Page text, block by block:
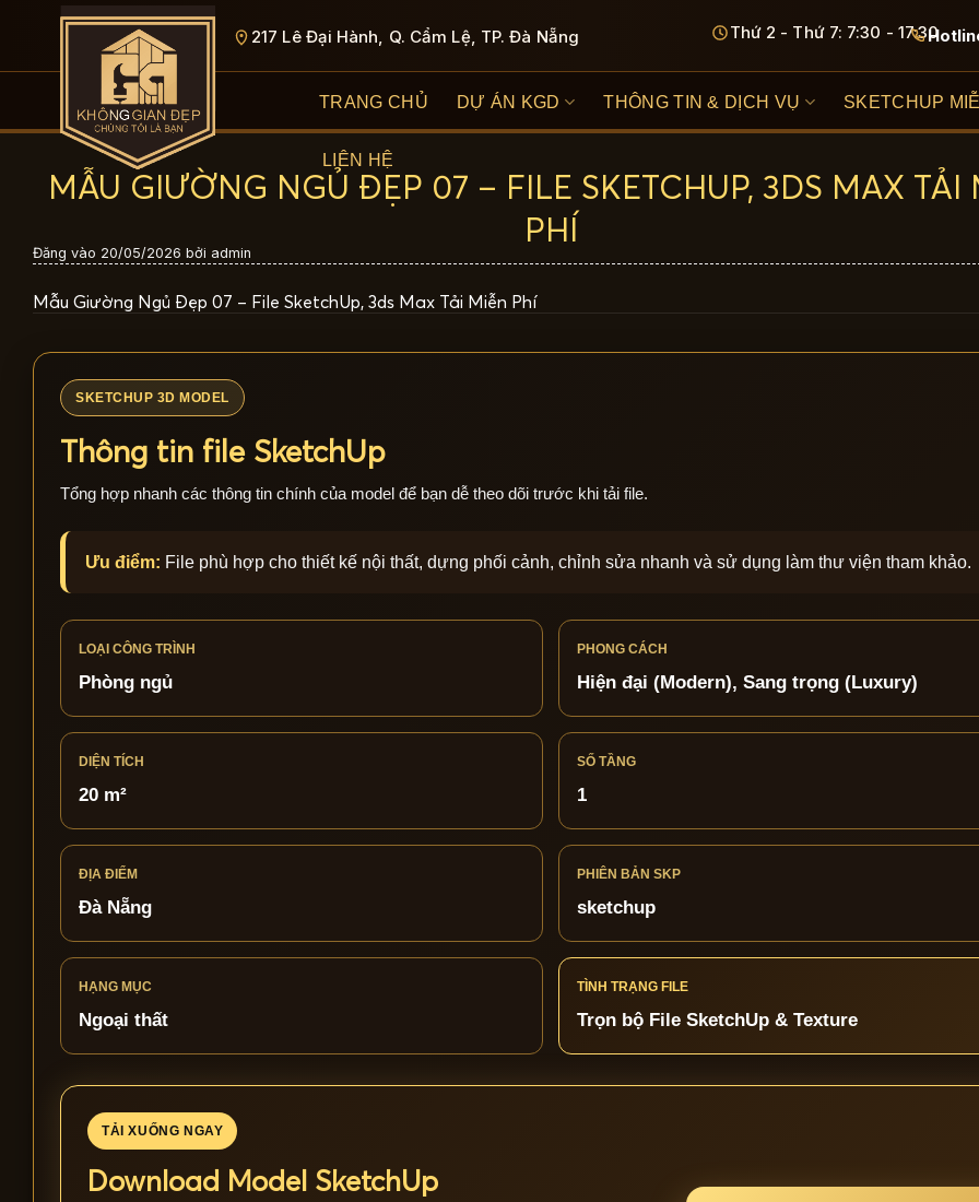
217 Lê Đại Hành, Q. Cẩm Lệ, TP. Đà Nẵng Thứ 2 - Thứ 7: 7:30 - 17:30
TRANG CHỦ DỰ ÁN KGD THÔNG TIN & DỊCH VỤ SKETCHUP
LIÊN HỆ
MẪU GIƯỜNG NGỦ ĐẸP 07 – FILE SKETCHUP, 3DS MAX TẢI
PHÍ
Đăng vào 20/05/2026 bởi admin
Mẫu Giường Ngủ Đẹp 07 – File SketchUp, 3ds Max Tải Miễn Phí
SKETCHUP 3D MODEL
Thông tin file SketchUp
Tổng hợp nhanh các thông tin chính của model để bạn dễ theo dõi trước khi tải file.
Ưu điểm: File phù hợp cho thiết kế nội thất, dựng phối cảnh, chỉnh sửa nhanh và sử dụng làm thư viện tham khảo.
LOẠI CÔNG TRÌNH
Phòng ngủ
PHONG CÁCH
Hiện đại (Modern), Sang trọng (Luxury)
DIỆN TÍCH
20 m²
SỐ TẦNG
1
ĐỊA ĐIỂM
Đà Nẵng
PHIÊN BẢN SKP
sketchup
HẠNG MỤC
Ngoại thất
TÌNH TRẠNG FILE
Trọn bộ File SketchUp & Texture
TẢI XUỐNG NGAY
Download Model SketchUp